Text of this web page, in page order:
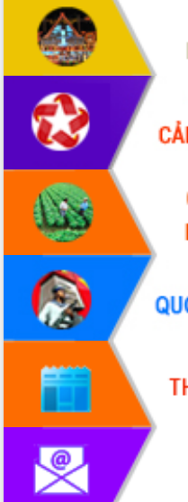
Đắk Lắk ký kết thỏa thuận hợp tác về
chuyển đổi số giai đoạn 2026 – 2030
với Tập đoàn Bưu chính Viễn thông
Việt Nam
Thứ trưởng Bộ Y tế làm việc với tỉnh
Đắk Lắk về phát triển nhân lực y tế
cho trạm y tế cấp xã
Du lịch Đắk Lắk nâng tầm trải nghiệm
du khách thông qua Hệ thống cơ sở dữ
liệu và Bản đồ số
Tập huấn ứng dụng trí tuệ nhân tạo (AI)
trong thương mại điện tử năm 2026
Đoàn đại biểu Quốc hội tỉnh Đắk Lắk
trao đổi thông tin trước Kỳ họp thứ
nhất, Quốc hội khóa XVI
Quyết liệt cải cách hành chính, khơi
thông nguồn lực phát triển
Nâng cao hiệu lực, hiệu quả HĐND
tỉnh thông qua hiện đại hóa hành chính
Xã Ea Phê gắn cải cách hành chính với
chuyển đổi số
Phó Chủ tịch Thường trực UBND tỉnh
Hồ Thị Nguyên Thảo làm việc tại Trung
tâm Phục vụ hành chính công xã Ea
Phê